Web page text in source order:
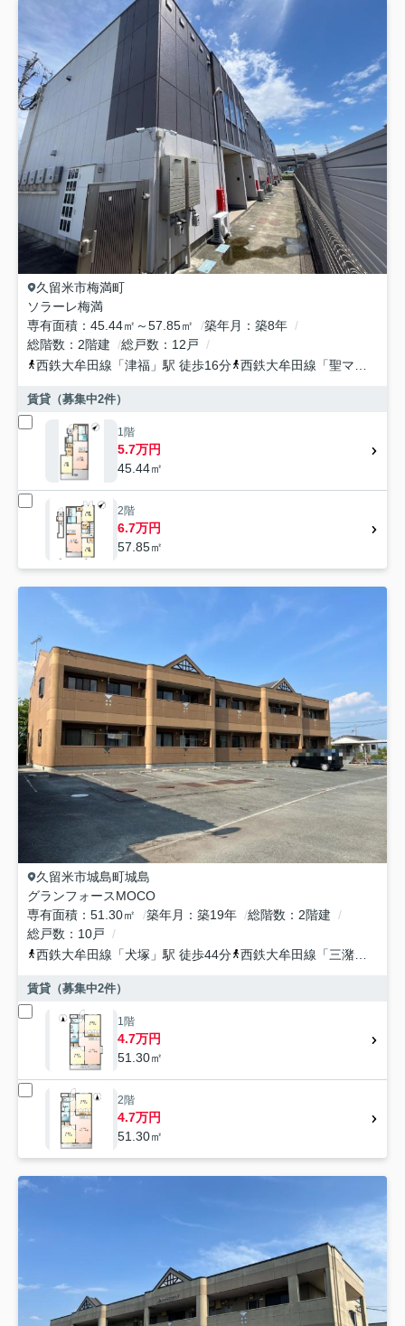
久留米市梅満町
ソラーレ梅満
専有面積
45.44㎡～57.85㎡ 築年月
築8年
総階数
2階建 総戸数
12戸
西鉄大牟田線 「津福 」駅 徒歩16分 西鉄大牟田線 「聖マリア病院前
賃貸（募集中2件）
1階
5.7万円
45.44㎡
2階
6.7万円
57.85㎡
久留米市城島町城島
グランフォースMOCO
専有面積
51.30㎡ 築年月 築19年 総階数
2階建
総戸数
10戸
西鉄大牟田線 「犬塚 」駅 徒歩44分 西鉄大牟田線 「三潴
賃貸（募集中2件）
1階
4.7万円
51.30㎡
2階
4.7万円
51.30㎡